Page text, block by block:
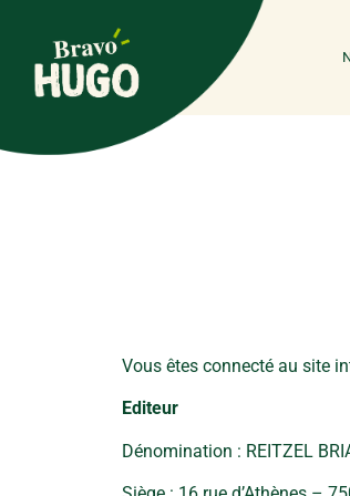
Vous êtes connecté au site
Editeur
Dénomination : REITZEL